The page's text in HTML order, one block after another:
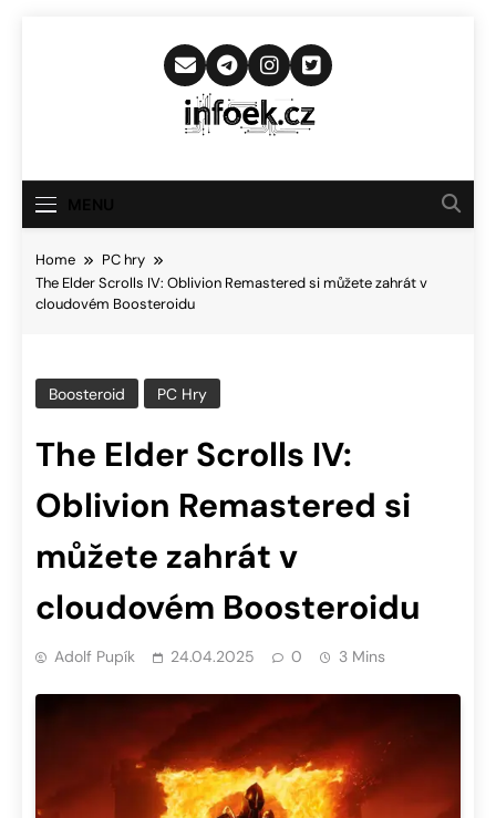
Infoek.cz
Novinkám
Home
PC hry
The Elder Scrolls IV: Oblivion Remastered si můžete zahrát v
cloudovém Boosteroidu
Boosteroid PC Hry
The Elder Scrolls IV:
Oblivion Remastered si
můžete zahrát v
cloudovém Boosteroidu
Adolf Pupík 24.04.2025 0 3 Mins